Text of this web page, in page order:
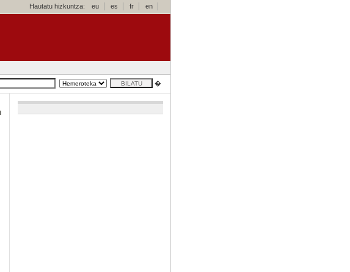
Hautatu hizkuntza: eu es fr en
�